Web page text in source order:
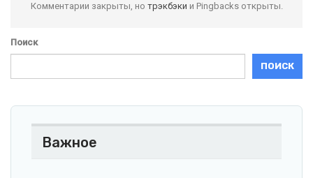
Комментарии закрыты, но трэкбэки и Pingbacks открыты.
Поиск
ПОИСК
Важное